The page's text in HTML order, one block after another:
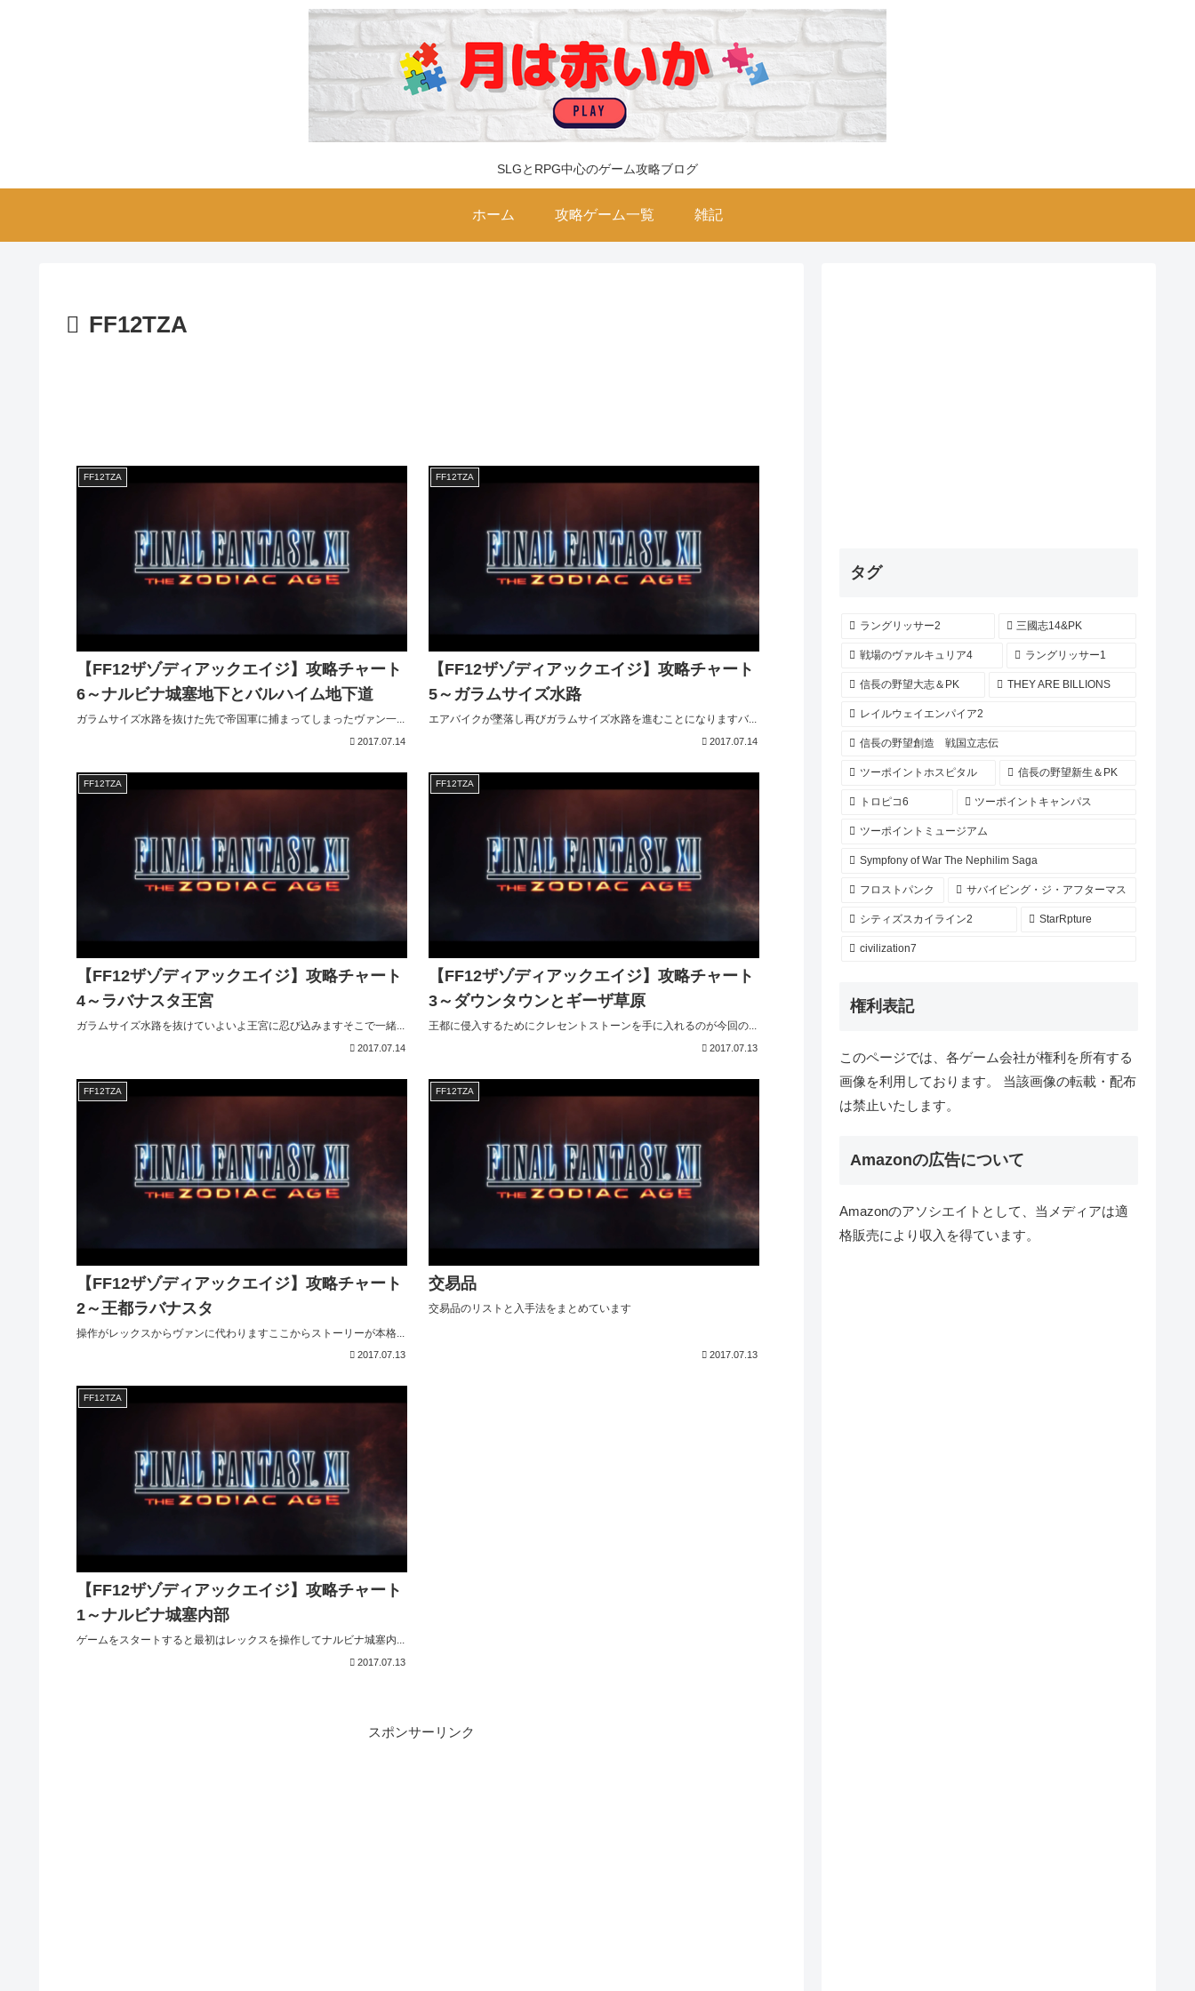
SLGとRPG中心のゲーム攻略ブログ
ホーム 攻略ゲーム一覧 雑記
FF12TZA
FF12TZA
【FF12ザゾディアックエイジ】攻略チャート
6～ナルビナ城塞地下とバルハイム地下道
ガラムサイズ水路を抜けた先で帝国軍に捕まってしまったヴァン一...
2017.07.14
FF12TZA
【FF12ザゾディアックエイジ】攻略チャート
5～ガラムサイズ水路
エアバイクが墜落し再びガラムサイズ水路を進むことになりますバ...
2017.07.14
FF12TZA
【FF12ザゾディアックエイジ】攻略チャート
4～ラバナスタ王宮
ガラムサイズ水路を抜けていよいよ王宮に忍び込みますそこで一緒...
2017.07.14
FF12TZA
【FF12ザゾディアックエイジ】攻略チャート
3～ダウンタウンとギーザ草原
王都に侵入するためにクレセントストーンを手に入れるのが今回の...
2017.07.13
FF12TZA
【FF12ザゾディアックエイジ】攻略チャート
2～王都ラバナスタ
操作がレックスからヴァンに代わりますここからストーリーが本格...
2017.07.13
FF12TZA
交易品
交易品のリストと入手法をまとめています
2017.07.13
FF12TZA
【FF12ザゾディアックエイジ】攻略チャート
1～ナルビナ城塞内部
ゲームをスタートすると最初はレックスを操作してナルビナ城塞内...
2017.07.13
スポンサーリンク
タグ
ラングリッサー2 三國志14&PK
戦場のヴァルキュリア4 ラングリッサー1
信長の野望大志＆PK THEY ARE BILLIONS
レイルウェイエンパイア2
信長の野望創造 戦国立志伝
ツーポイントホスピタル 信長の野望新生＆PK
トロピコ6 ツーポイントキャンパス
ツーポイントミュージアム
Sympfony of War The Nephilim Saga
フロストパンク サバイビング・ジ・アフターマス
シティズスカイライン2 StarRpture
civilization7
権利表記
このページでは、各ゲーム会社が権利を所有する
画像を利用しております。 当該画像の転載・配布
は禁止いたします。
Amazonの広告について
Amazonのアソシエイトとして、当メディアは適
格販売により収入を得ています。